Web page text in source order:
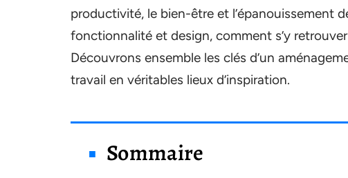
productivité, le bien-être et l’épanouissement
fonctionnalité et design, comment s’y
Découvrons ensemble les clés d’un
travail en véritables lieux d’inspiration.
Sommaire